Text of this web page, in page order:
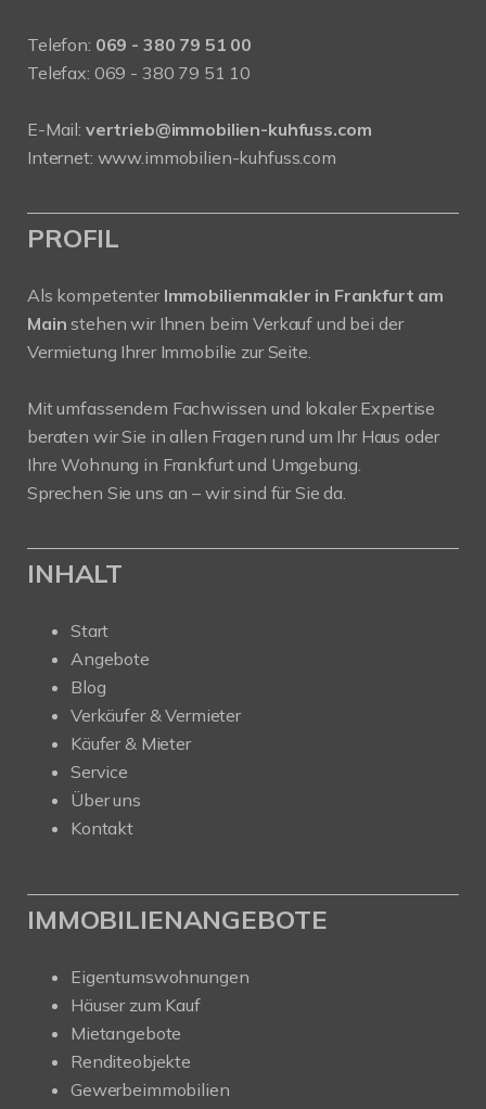
Telefon: 069 - 380 79 51 00
Telefax: 069 - 380 79 51 10
E-Mail: vertrieb@immobilien-kuhfuss.com
Internet: www.immobilien-kuhfuss.com
PROFIL
Als kompetenter Immobilienmakler in Frankfurt am
Main stehen wir Ihnen beim Verkauf und bei der
Vermietung Ihrer Immobilie zur Seite.
Mit umfassendem Fachwissen und lokaler Expertise
beraten wir Sie in allen Fragen rund um Ihr Haus oder
Ihre Wohnung in Frankfurt und Umgebung.
Sprechen Sie uns an – wir sind für Sie da.
INHALT
Start
Angebote
Blog
Verkäufer & Vermieter
Käufer & Mieter
Service
Über uns
Kontakt
IMMOBILIENANGEBOTE
Eigentumswohnungen
Häuser zum Kauf
Mietangebote
Renditeobjekte
Gewerbeimmobilien